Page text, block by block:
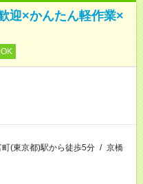
迎×かんたん軽作業×
町(東京都)駅から徒歩5分 / 京橋